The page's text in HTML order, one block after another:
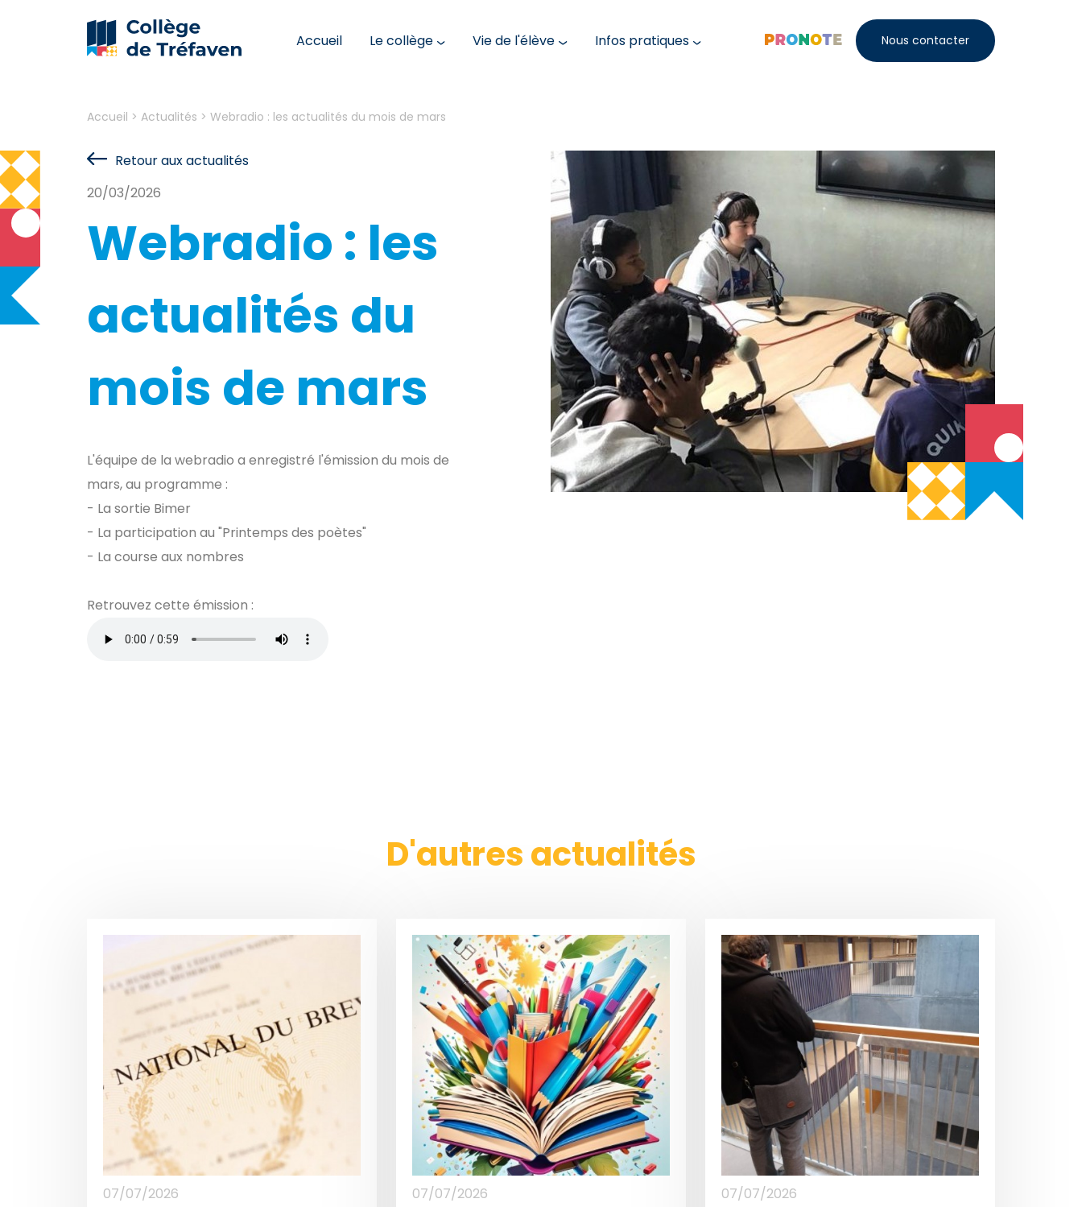
Accueil Le collège Vie de l'élève Infos pratiques Nous contacter
Accueil > Actualités > Webradio : les actualités du mois de mars
Retour aux actualités
20/03/2026
Webradio : les
actualités du
mois de mars
L'équipe de la webradio a enregistré l'émission du mois de
mars, au programme :
- La sortie Bimer
- La participation au "Printemps des poètes"
- La course aux nombres
Retrouvez cette émission :
D'autres actualités
07/07/2026 07/07/2026 07/07/2026